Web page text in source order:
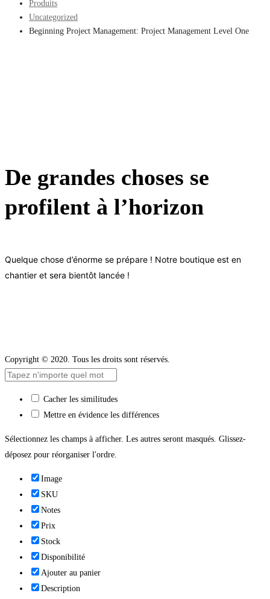
Produits
Uncategorized
Beginning Project Management: Project Management Level One
De grandes choses se
profilent à l’horizon
Quelque chose d’énorme se prépare ! Notre boutique est en
chantier et sera bientôt lancée !
Copyright © 2020. Tous les droits sont réservés.
Cacher les similitudes
Mettre en évidence les différences
Sélectionnez les champs à afficher. Les autres seront masqués. Glissez-
déposez pour réorganiser l'ordre.
Image
SKU
Notes
Prix
Stock
Disponibilité
Ajouter au panier
Description